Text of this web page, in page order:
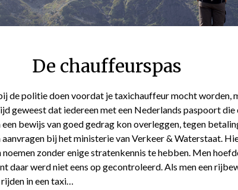
De chauffeurspas
de politie doen voordat je taxichauffeur mocht worden,
geweest dat iedereen met een Nederlands paspoort die
een bewijs van goed gedrag kon overleggen, tegen
bij het ministerie van Verkeer & Waterstaat.
zonder enige stratenkennis te hebben. Men
daar werd niet eens op gecontroleerd. Als men een
in een taxi…